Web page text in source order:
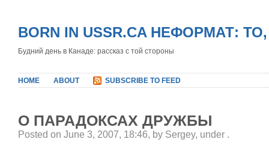
BORN IN USSR.CA НЕФОРМАТ:
Будний день в Канаде: рассказ с той стороны
HOME ABOUT SUBSCRIBE TO FEED
О ПАРАДОКСАХ ДРУЖБЫ
Posted on June 3, 2007, 18:46, by Sergey, under .